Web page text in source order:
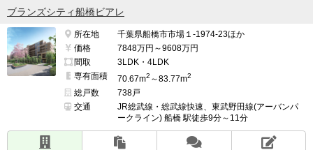
ブランズシティ船橋ビアレ
所在地
千葉県船橋市市場１-1974-23ほか
価格
7848万円～9608万円
間取
3LDK・4LDK
専有面積
70.67m2 ～83.77m2
総戸数
738戸
交通
JR総武線・総武線快速、東武野田線(アーバンパ
ークライン) 船橋 駅徒歩9分～11分